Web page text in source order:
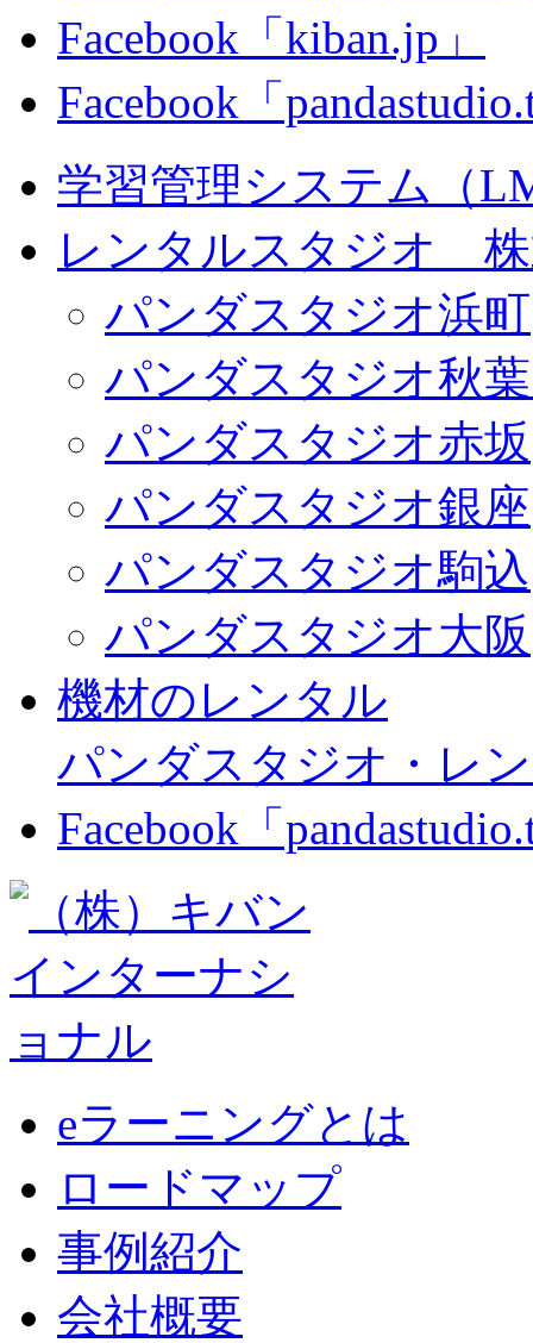
Facebook「kiban.jp」
Facebook「
学習管理システム（
レンタルスタジオ 株
パンダスタジオ浜町
パンダスタジオ秋
パンダスタジオ赤坂
パンダスタジオ銀座
パンダスタジオ駒込
パンダスタジオ大阪
機材のレンタル
パンダスタジオ・レ
Facebook「
eラーニングとは
ロードマップ
事例紹介
会社概要